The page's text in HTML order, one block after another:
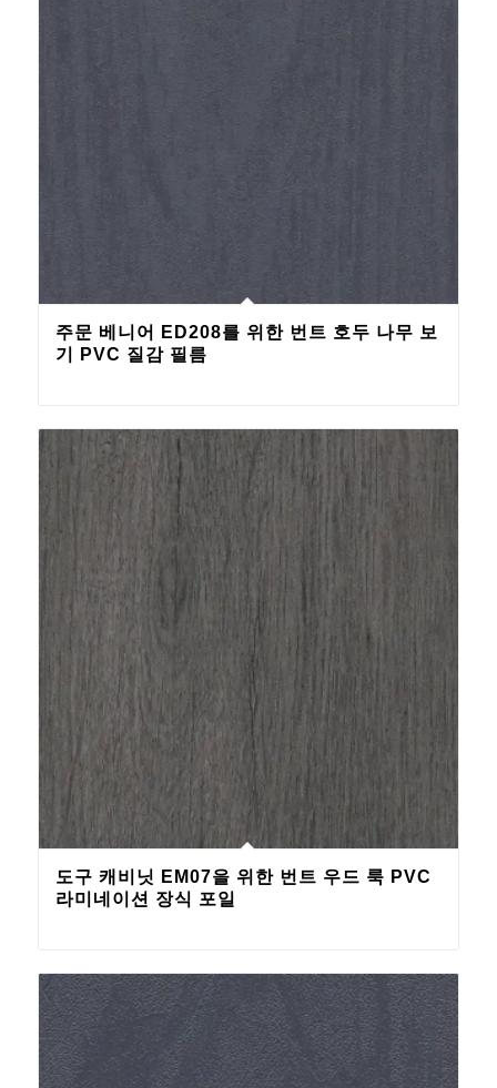
주문 베니어 ED208를 위한 번트 호두 나무 보
기 PVC 질감 필름
도구 캐비닛 EM07을 위한 번트 우드 룩 PVC
라미네이션 장식 포일